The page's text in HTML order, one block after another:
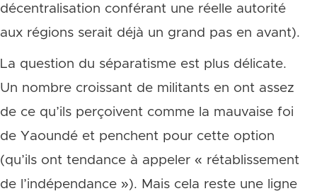
décentralisation conférant une réelle autorité
aux régions serait déjà un grand pas en avant).
La question du séparatisme est plus délicate.
Un nombre croissant de militants en ont assez
de ce qu’ils perçoivent comme la mauvaise foi
de Yaoundé et penchent pour cette option
(qu’ils ont tendance à appeler « rétablissement
de l’indépendance »). Mais cela reste une ligne